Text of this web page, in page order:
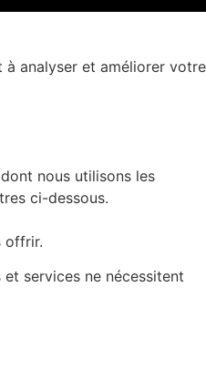
analyser et améliorer votre
nous utilisons les
ci-dessous.
offrir.
services ne nécessitent